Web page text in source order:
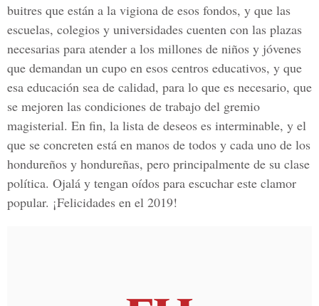
buitres que están a la vigiona de esos fondos, y que las
escuelas, colegios y universidades cuenten con las plazas
necesarias para atender a los millones de niños y jóvenes
que demandan un cupo en esos centros educativos, y que
esa educación sea de calidad, para lo que es necesario, que
se mejoren las condiciones de trabajo del gremio
magisterial. En fin, la lista de deseos es interminable, y el
que se concreten está en manos de todos y cada uno de los
hondureños y hondureñas, pero principalmente de su clase
política. Ojalá y tengan oídos para escuchar este clamor
popular. ¡Felicidades en el 2019!